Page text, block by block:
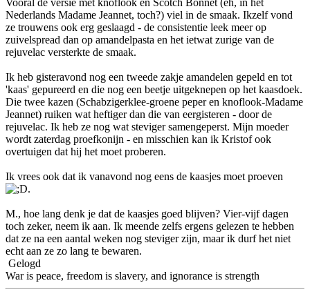
Vooral de versie met knoflook en Scotch Bonnet (eh, in het
Nederlands Madame Jeannet, toch?) viel in de smaak. Ikzelf vond
ze trouwens ook erg geslaagd - de consistentie leek meer op
zuivelspread dan op amandelpasta en het ietwat zurige van de
rejuvelac versterkte de smaak.
Ik heb gisteravond nog een tweede zakje amandelen gepeld en tot
'kaas' gepureerd en die nog een beetje uitgeknepen op het kaasdoek.
Die twee kazen (Schabzigerklee-groene peper en knoflook-Madame
Jeannet) ruiken wat heftiger dan die van eergisteren - door de
rejuvelac. Ik heb ze nog wat steviger samengeperst. Mijn moeder
wordt zaterdag proefkonijn - en misschien kan ik Kristof ook
overtuigen dat hij het moet proberen.
Ik vrees ook dat ik vanavond nog eens de kaasjes moet proeven
.
M., hoe lang denk je dat de kaasjes goed blijven? Vier-vijf dagen
toch zeker, neem ik aan. Ik meende zelfs ergens gelezen te hebben
dat ze na een aantal weken nog steviger zijn, maar ik durf het niet
echt aan ze zo lang te bewaren.
Gelogd
War is peace, freedom is slavery, and ignorance is strength